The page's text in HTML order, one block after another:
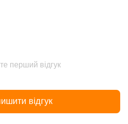
перший відгук
відгук